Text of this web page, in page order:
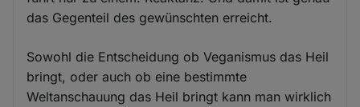
das Gegenteil des gewünschten erreicht.
Sowohl die Entscheidung ob Veganismus das Heil
bringt, oder auch ob eine bestimmte
Weltanschauung das Heil bringt kann man wirklich